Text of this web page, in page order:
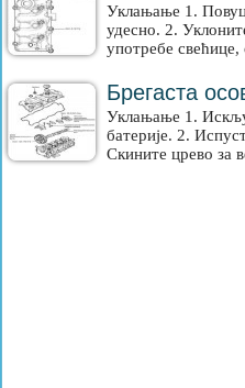
Уклањање 1.
удесно. 2.
употребе свећице,
Брегаста
Уклањање 1.
батерије. 2.
Скините црево за